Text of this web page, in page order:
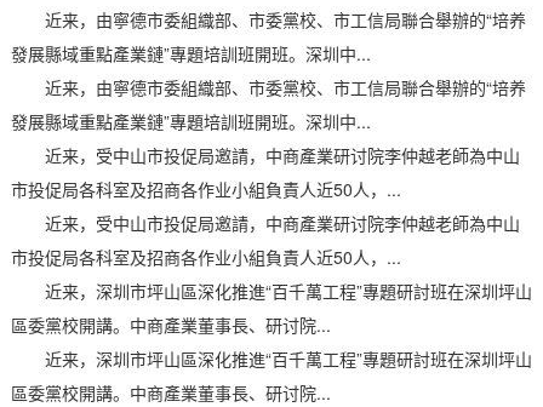
近来，由寧德市委組織部、市委黨校、市工信局聯合舉辦的“培养
發展縣域重點產業鏈”專題培訓班開班。深圳中...
近来，由寧德市委組織部、市委黨校、市工信局聯合舉辦的“培养
發展縣域重點產業鏈”專題培訓班開班。深圳中...
近来，受中山市投促局邀請，中商產業研讨院李仲越老師為中山
市投促局各科室及招商各作业小組負責人近50人，...
近来，受中山市投促局邀請，中商產業研讨院李仲越老師為中山
市投促局各科室及招商各作业小組負責人近50人，...
近来，深圳市坪山區深化推進“百千萬工程”專題研討班在深圳坪山
區委黨校開講。中商產業董事長、研讨院...
近来，深圳市坪山區深化推進“百千萬工程”專題研討班在深圳坪山
區委黨校開講。中商產業董事長、研讨院...